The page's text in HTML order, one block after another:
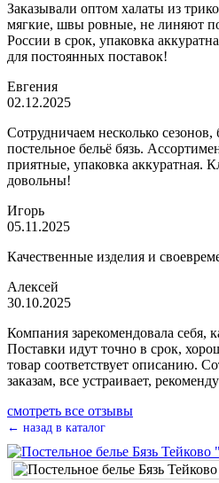
Заказывали оптом халаты из
мягкие, швы ровные, не линяют
России в срок, упаковка
для постоянных поставок!
Евгения
02.12.2025
Сотрудничаем несколько
постельное бельё бязь.
приятные, упаковка аккуратная.
довольны!
Игорь
05.11.2025
Качественные изделия и
Алексей
30.10.2025
Компания зарекомендовала себя,
Поставки идут точно в срок,
товар соответствует описанию.
заказам, все устраивает,
смотреть все отзывы
← назад в каталог